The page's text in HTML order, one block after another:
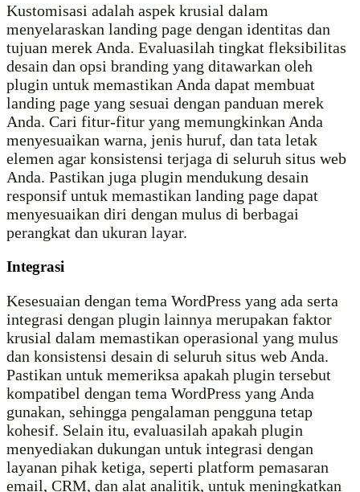
Kustomisasi adalah aspek krusial dalam
menyelaraskan landing page dengan identitas dan
tujuan merek Anda. Evaluasilah tingkat fleksibilitas
desain dan opsi branding yang ditawarkan oleh
plugin untuk memastikan Anda dapat membuat
landing page yang sesuai dengan panduan merek
Anda. Cari fitur-fitur yang memungkinkan Anda
menyesuaikan warna, jenis huruf, dan tata letak
elemen agar konsistensi terjaga di seluruh situs web
Anda. Pastikan juga plugin mendukung desain
responsif untuk memastikan landing page dapat
menyesuaikan diri dengan mulus di berbagai
perangkat dan ukuran layar.
Integrasi
Kesesuaian dengan tema WordPress yang ada serta
integrasi dengan plugin lainnya merupakan faktor
krusial dalam memastikan operasional yang mulus
dan konsistensi desain di seluruh situs web Anda.
Pastikan untuk memeriksa apakah plugin tersebut
kompatibel dengan tema WordPress yang Anda
gunakan, sehingga pengalaman pengguna tetap
kohesif. Selain itu, evaluasilah apakah plugin
menyediakan dukungan untuk integrasi dengan
layanan pihak ketiga, seperti platform pemasaran
email, CRM, dan alat analitik, untuk meningkatkan